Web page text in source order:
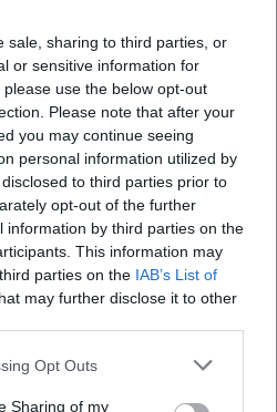
sale, sharing to third parties, or
or sensitive information for
use the below opt-out
Please note that after your
you may continue seeing
personal information utilized by
to third parties prior to
opt-out of the further
information by third parties on the
This information may
parties on the IAB’s List of
may further disclose it to other
Opt Outs
Sharing of my
erwarten?
barrierefrei?
Wetter zu beachten?